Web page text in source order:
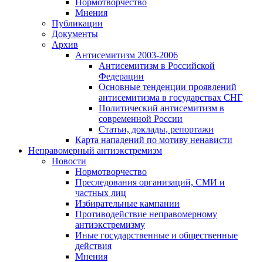
Нормотворчество
Мнения
Публикации
Документы
Архив
Антисемитизм 2003-2006
Антисемитизм в Российской
Федерации
Основные тенденции проявлений
антисемитизма в государствах СНГ
Политический антисемитизм в
современной России
Статьи, доклады, репортажи
Карта нападений по мотиву ненависти
Неправомерный антиэкстремизм
Новости
Нормотворчество
Преследования организаций, СМИ и
частных лиц
Избирательные кампании
Противодействие неправомерному
антиэкстремизму
Иные государственные и общественные
действия
Мнения